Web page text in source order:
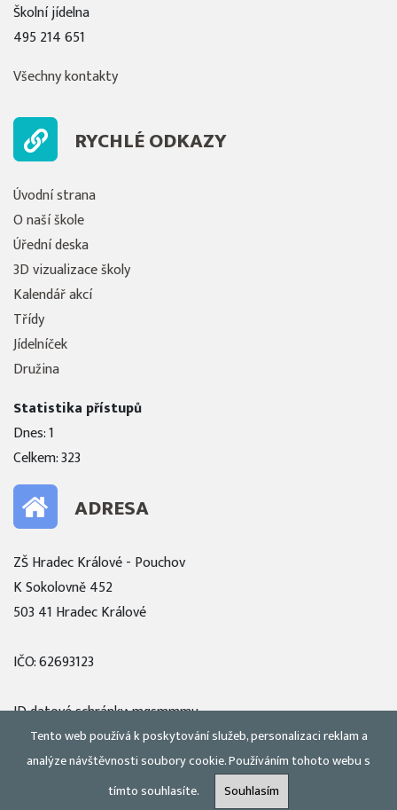
Školní jídelna
495 214 651
Všechny kontakty
RYCHLÉ ODKAZY
Úvodní strana
O naší škole
Úřední deska
3D vizualizace školy
Kalendář akcí
Třídy
Jídelníček
Družina
Statistika přístupů
Dnes: 1
Celkem: 323
ADRESA
ZŠ Hradec Králové - Pouchov
K Sokolovně 452
503 41 Hradec Králové
IČO: 62693123
ID datové schránky: mqsmmmu
Zobrazit mapu
Tento web používá k poskytování služeb, personalizaci reklam a
analýze návštěvnosti soubory cookie. Používáním tohoto webu s
tímto souhlasíte.
Souhlasím